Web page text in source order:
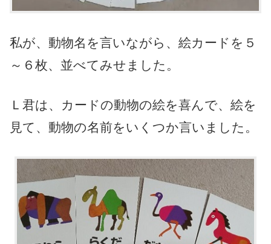
私が、動物名を言いながら、絵カードを５
～６枚、並べてみせました。
Ｌ君は、カードの動物の絵を喜んで、絵を
見て、動物の名前をいくつか言いました。